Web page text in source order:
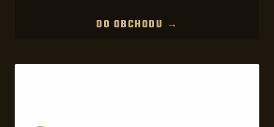
DO OBCHODU →